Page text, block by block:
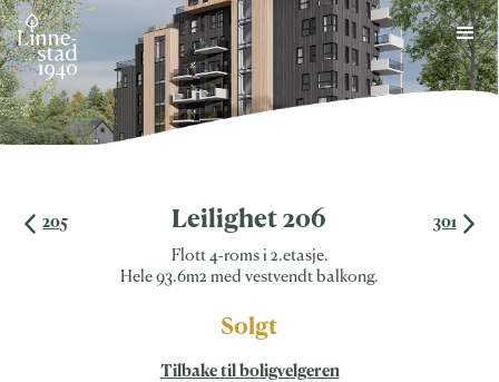
Skip
to
content
205 Leilighet 206
301
Flott 4-roms i 2.etasje.
Hele 93.6m2 med vestvendt balkong.
Solgt
Tilbake til boligvelgeren